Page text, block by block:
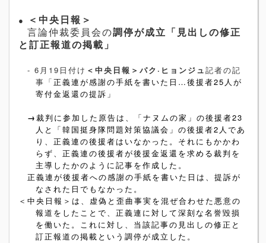
●
＜中央日報＞
言論仲裁委員会の調停が成立「見出しの修正
と訂正報道の掲載」
- 6 月 19 日付け ＜中央日報＞パク·ヒョンジュ記者の記
事「正義連が感謝の手紙を書いた日…後援者25 人が
寄付金返還の提訴」
→裁判に参加した原告は、「ナヌムの家」の後援者23
人と「韓国挺身隊問題対策協議会」の後援者2 人であ
り、正義連の後援者はいなかった。それにもかかわ
らず、正義連の後援者が後援金返還を求める裁判を
主導したかのように記事を作成した。
正義連が後援者への感謝の手紙を書いた日は、提訴が
なされた日でもなかった。
＜中央日報＞は、虚偽と歪曲事実を混ぜ合わせた悪意の
報道をしたことで、正義連に対して深刻な名誉毀損
を働いた。これに対し、当該記事の見出しの修正と
訂正報道の掲載という調停が成立した。